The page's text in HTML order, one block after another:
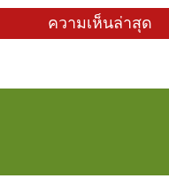
ความเห็นล่าสุด